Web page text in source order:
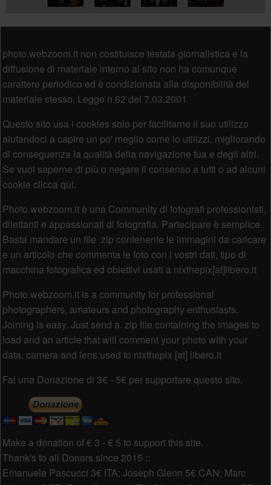
photo.webzoom.it non costituisce testata giornalistica e la
diffusione di materiale interno al sito non ha comunque
carattere periodico ed è condizionata alla disponibilità del
materiale stesso. Legge n.62 del 7.03.2001
Questo sito usa i cookies solo per facilitarne il suo utilizzo
aiutandoci a capire un po' meglio come lo utilizzi, migliorando
di conseguenza la qualità della navigazione tua e degli altri.
Se vuoi saperne di più o negare il consenso a tutti o ad alcuni
cookie clicca qui.
Photo.webzoom.it è una Community di fotografi professionisti,
dilettanti e appassionati di fotografia. Partecipare è semplice.
Basta mandare un file .zip contenente le immagini da caricare
e un articolo che commenta le foto con i vostri dati, tipo di
macchina fotografica ed obiettivi usati a nixthepix[at]libero.it
Photo.webzoom.it is a community for professional
photographers, amateurs and photography enthusiasts.
Joining is easy. Just send a. zip file containing the images to
load and an article that will comment your photo with your
data, camera and lens used to nixthepix [at] libero.it
Fai una Donazione di 3€ - 5€ per supportare questo sito.
Make a donation of € 3 - € 5 to support this site.
Thank's to all Donors since 2015 ::
Emanuele Pascucci 3€ ITA; Joseph Glenn 5€ CAN; Marc